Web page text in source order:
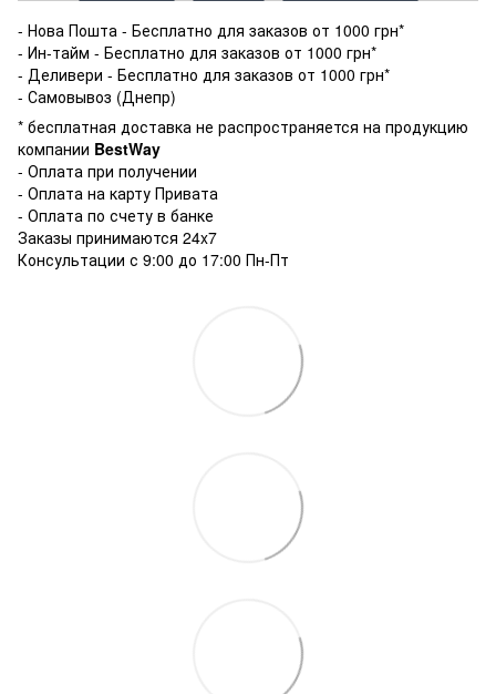
- Нова Пошта - Бесплатно для заказов от 1000 грн*
- Ин-тайм - Бесплатно для заказов от 1000 грн*
- Деливери - Бесплатно для заказов от 1000 грн*
- Самовывоз (Днепр)
* бесплатная доставка не распространяется на продукцию
компании BestWay
- Оплата при получении
- Оплата на карту Привата
- Оплата по счету в банке
Заказы принимаются 24x7
Консультации с 9:00 до 17:00 Пн-Пт